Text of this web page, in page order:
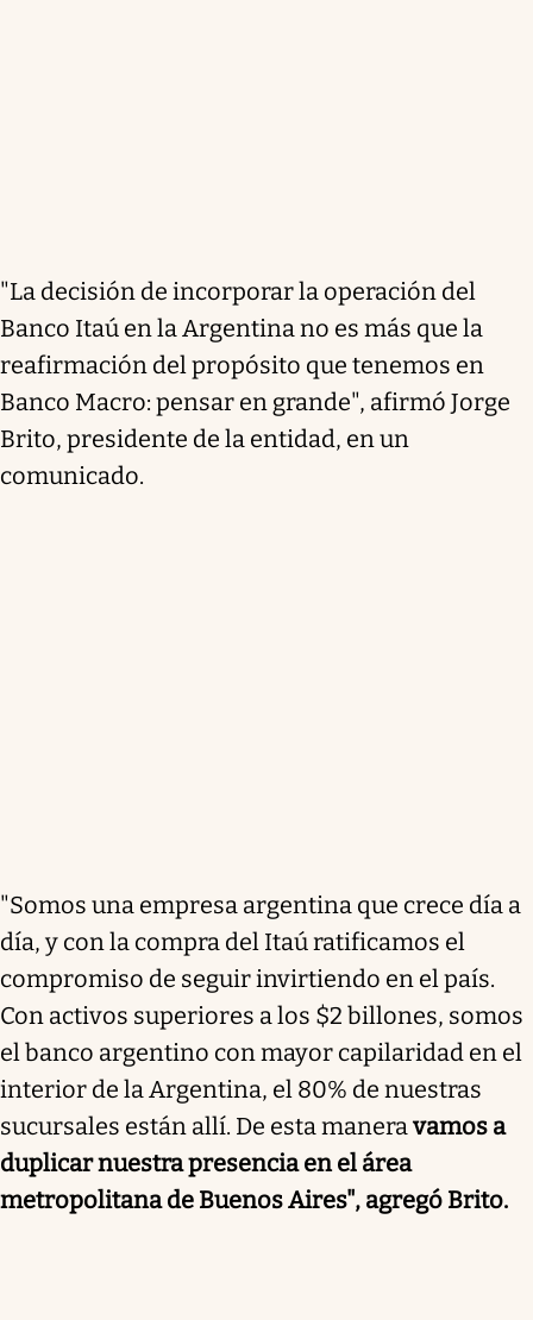
"La decisión de incorporar la operación del
Banco Itaú en la Argentina no es más que la
reafirmación del propósito que tenemos en
Banco Macro: pensar en grande", afirmó Jorge
Brito, presidente de la entidad, en un
comunicado.
"Somos una empresa argentina que crece día a
día, y con la compra del Itaú ratificamos el
compromiso de seguir invirtiendo en el país.
Con activos superiores a los $2 billones, somos
el banco argentino con mayor capilaridad en el
interior de la Argentina, el 80% de nuestras
sucursales están allí. De esta maneravamos a
duplicar nuestra presencia en el área
metropolitana de Buenos Aires", agregó Brito.